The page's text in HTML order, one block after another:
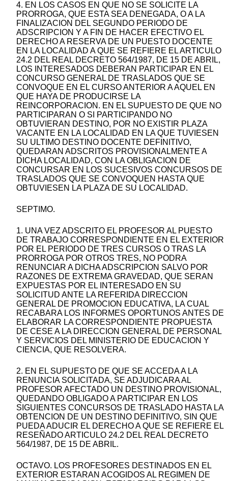
4. EN LOS CASOS EN QUE NO SE SOLICITE LA
PRORROGA, QUE ESTA SEA DENEGADA, O A LA
FINALIZACION DEL SEGUNDO PERIODO DE
ADSCRIPCION Y A FIN DE HACER EFECTIVO EL
DERECHO A RESERVA DE UN PUESTO DOCENTE
EN LA LOCALIDAD A QUE SE REFIERE EL ARTICULO
24.2 DEL REAL DECRETO 564/1987, DE 15 DE ABRIL,
LOS INTERESADOS DEBERAN PARTICIPAR EN EL
CONCURSO GENERAL DE TRASLADOS QUE SE
CONVOQUE EN EL CURSO ANTERIOR A AQUEL EN
QUE HAYA DE PRODUCIRSE LA
REINCORPORACION. EN EL SUPUESTO DE QUE NO
PARTICIPARAN O SI PARTICIPANDO NO
OBTUVIERAN DESTINO, POR NO EXISTIR PLAZA
VACANTE EN LA LOCALIDAD EN LA QUE TUVIESEN
SU ULTIMO DESTINO DOCENTE DEFINITIVO,
QUEDARAN ADSCRITOS PROVISIONALMENTE A
DICHA LOCALIDAD, CON LA OBLIGACION DE
CONCURSAR EN LOS SUCESIVOS CONCURSOS DE
TRASLADOS QUE SE CONVOQUEN HASTA QUE
OBTUVIESEN LA PLAZA DE SU LOCALIDAD.
SEPTIMO.
1. UNA VEZ ADSCRITO EL PROFESOR AL PUESTO
DE TRABAJO CORRESPONDIENTE EN EL EXTERIOR
POR EL PERIODO DE TRES CURSOS O TRAS LA
PRORROGA POR OTROS TRES, NO PODRA
RENUNCIAR A DICHA ADSCRIPCION SALVO POR
RAZONES DE EXTREMA GRAVEDAD, QUE SERAN
EXPUESTAS POR EL INTERESADO EN SU
SOLICITUD ANTE LA REFERIDA DIRECCION
GENERAL DE PROMOCION EDUCATIVA, LA CUAL
RECABARA LOS INFORMES OPORTUNOS ANTES DE
ELABORAR LA CORRESPONDIENTE PROPUESTA
DE CESE A LA DIRECCION GENERAL DE PERSONAL
Y SERVICIOS DEL MINISTERIO DE EDUCACION Y
CIENCIA, QUE RESOLVERA.
2. EN EL SUPUESTO DE QUE SE ACCEDA A LA
RENUNCIA SOLICITADA, SE ADJUDICARA AL
PROFESOR AFECTADO UN DESTINO PROVISIONAL,
QUEDANDO OBLIGADO A PARTICIPAR EN LOS
SIGUIENTES CONCURSOS DE TRASLADO HASTA LA
OBTENCION DE UN DESTINO DEFINITIVO, SIN QUE
PUEDA ADUCIR EL DERECHO A QUE SE REFIERE EL
RESEÑADO ARTICULO 24.2 DEL REAL DECRETO
564/1987, DE 15 DE ABRIL.
OCTAVO. LOS PROFESORES DESTINADOS EN EL
EXTERIOR ESTARAN ACOGIDOS AL REGIMEN DE